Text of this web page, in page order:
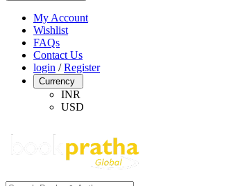
My Account
Wishlist
FAQs
Contact Us
login /Register
Currency
INR
USD